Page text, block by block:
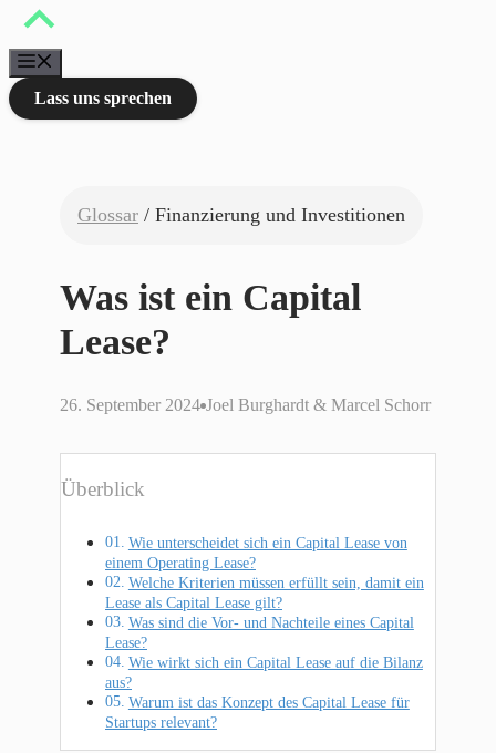
Zum
springen
Lass uns sprechen
Glossar / Finanzierung und Investitionen
Was ist ein Capital
Lease?
26. September 2024 Joel Burghardt & Marcel Schorr
Überblick
Wie unterscheidet sich ein Capital Lease von
einem Operating Lease?
Welche Kriterien müssen erfüllt sein, damit ein
Lease als Capital Lease gilt?
Was sind die Vor- und Nachteile eines Capital
Lease?
Wie wirkt sich ein Capital Lease auf die Bilanz
aus?
Warum ist das Konzept des Capital Lease für
Startups relevant?